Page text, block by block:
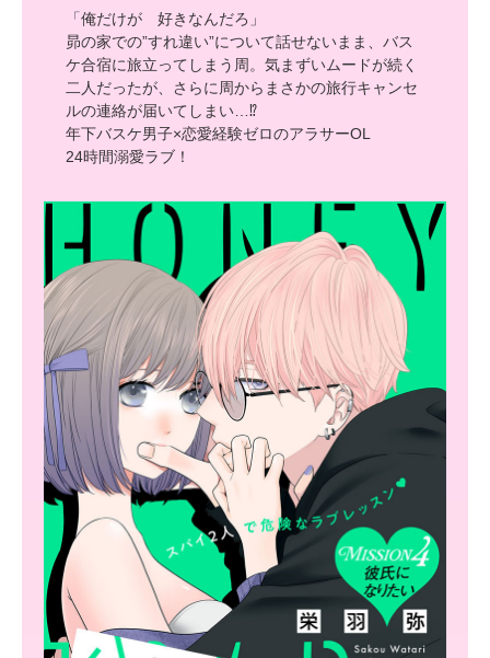
「俺だけが 好きなんだろ」
昴の家での”すれ違い”について話せないまま、バス
ケ合宿に旅立ってしまう周。気まずいムードが続く
二人だったが、さらに周からまさかの旅行キャンセ
ルの連絡が届いてしまい…⁉
年下バスケ男子×恋愛経験ゼロのアラサーOL
24時間溺愛ラブ！